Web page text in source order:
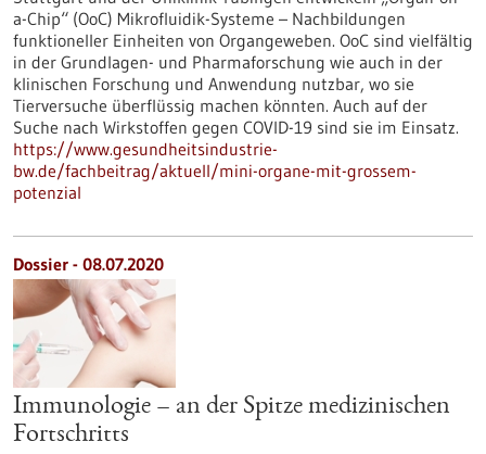
a-Chip“ (OoC) Mikrofluidik-Systeme – Nachbildungen
funktioneller Einheiten von Organgeweben. OoC sind vielfältig
in der Grundlagen- und Pharmaforschung wie auch in der
klinischen Forschung und Anwendung nutzbar, wo sie
Tierversuche überflüssig machen könnten. Auch auf der
Suche nach Wirkstoffen gegen COVID-19 sind sie im Einsatz.
https://www.gesundheitsindustrie-
bw.de/fachbeitrag/aktuell/mini-organe-mit-grossem-
potenzial
Dossier - 08.07.2020
Immunologie – an der Spitze medizinischen
Fortschritts